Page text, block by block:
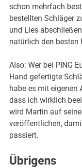
schon mehrfach
bestellten Schläger
und Lies
natürlich den besten
Also: Wer bei PING
Hand gefertigte
habe es mit eigenen
dass ich wirklich
wird Martin auf
veröffentlichen,
passiert.
Übrigens